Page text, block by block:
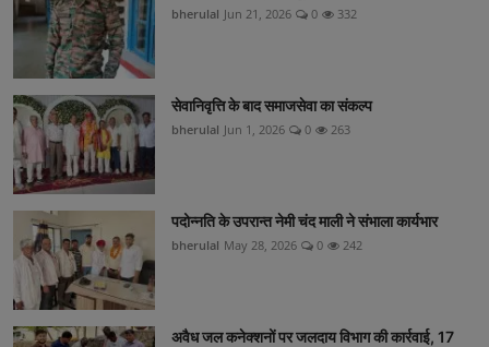
bherulal Jun 21, 2026 0 332
सेवानिवृत्ति के बाद समाजसेवा का संकल्प
bherulal Jun 1, 2026 0 263
पदोन्नति के उपरान्त नेमी चंद माली ने संभाला कार्यभार
bherulal May 28, 2026 0 242
अवैध जल कनेक्शनों पर जलदाय विभाग की कार्रवाई, 17